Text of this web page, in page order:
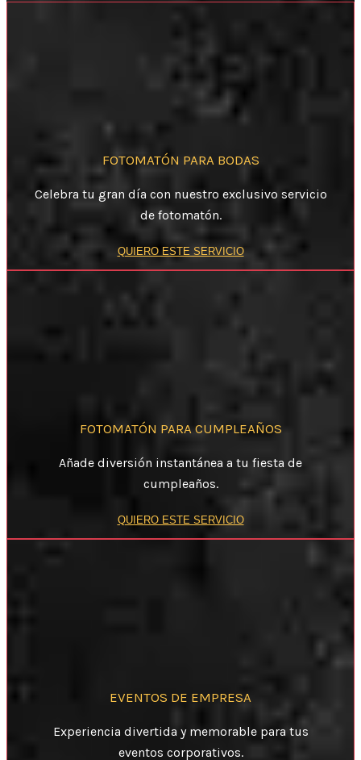
FOTOMATÓN PARA BODAS
Celebra tu gran día con nuestro exclusivo servicio
de fotomatón.
QUIERO ESTE SERVICIO
FOTOMATÓN PARA CUMPLEAÑOS
Añade diversión instantánea a tu fiesta de
cumpleaños.
QUIERO ESTE SERVICIO
EVENTOS DE EMPRESA
Experiencia divertida y memorable para tus
eventos corporativos.